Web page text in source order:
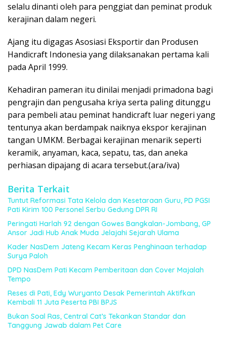
selalu dinanti oleh para penggiat dan peminat produk
kerajinan dalam negeri.
Ajang itu digagas Asosiasi Eksportir dan Produsen
Handicraft Indonesia yang dilaksanakan pertama kali
pada April 1999.
Kehadiran pameran itu dinilai menjadi primadona bagi
pengrajin dan pengusaha kriya serta paling ditunggu
para pembeli atau peminat handicraft luar negeri yang
tentunya akan berdampak naiknya ekspor kerajinan
tangan UMKM. Berbagai kerajinan menarik seperti
keramik, anyaman, kaca, sepatu, tas, dan aneka
perhiasan dipajang di acara tersebut.(ara/iva)
Berita Terkait
Tuntut Reformasi Tata Kelola dan Kesetaraan Guru, PD PGSI
Pati Kirim 100 Personel Serbu Gedung DPR RI
Peringati Harlah 92 dengan Gowes Bangkalan-Jombang, GP
Ansor Jadi Hub Anak Muda Jelajahi Sejarah Ulama
Kader NasDem Jateng Kecam Keras Penghinaan terhadap
Surya Paloh
DPD NasDem Pati Kecam Pemberitaan dan Cover Majalah
Tempo
Reses di Pati, Edy Wuryanto Desak Pemerintah Aktifkan
Kembali 11 Juta Peserta PBI BPJS
Bukan Soal Ras, Central Cat’s Tekankan Standar dan
Tanggung Jawab dalam Pet Care